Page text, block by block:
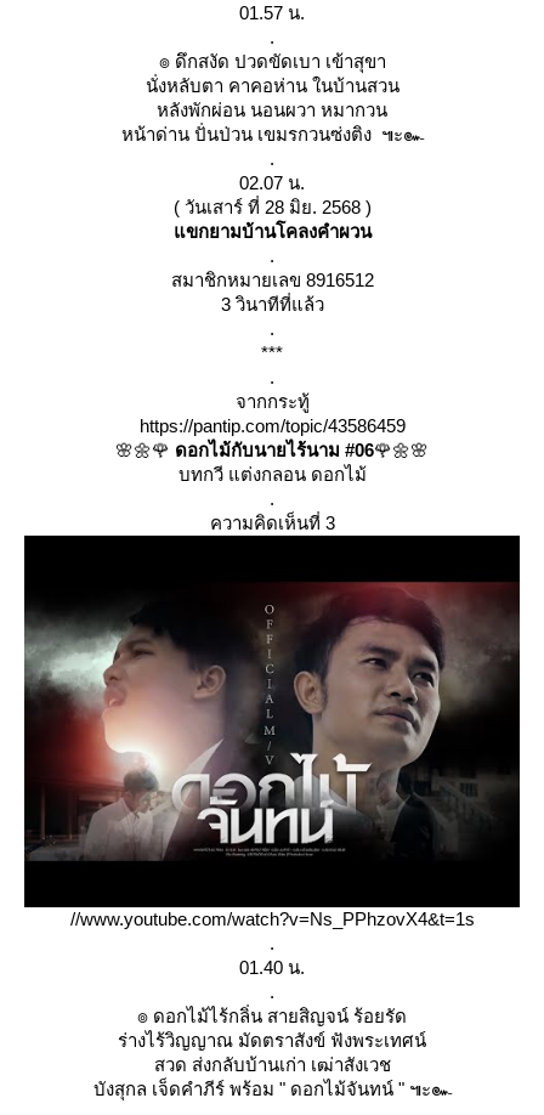
01.57 น.
.
๏ ดึกสงัด ปวดขัดเบา เข้าสุขา
นั่งหลับตา คาคอห่าน ในบ้านสวน
หลังพักผ่อน นอนผวา หมากวน
หน้าด่าน ปั่นป่วน เขมรกวนซ่งติง ๚ะ๛
.
02.07 น.
( วันเสาร์ ที่ 28 มิย. 2568 )
ขกยามบ้านโคลงคำผวน
.
สมาชิกหมายเลข 8916512
3 วินาทีที่แล้ว
.
***
.
จากกระทู้
https://pantip.com/topic/43586459
🌸🌼🌹 ดอกไม้กับนายไร้นาม #06🌹🌼🌸
บทกวี แต่งกลอน ดอกไม้
.
ความคิดเห็นที่ 3
//www.youtube.com/watch?v=Ns_PPhzovX4&t=1s
.
01.40 น.
.
๏ ดอกไม้ไร้กลิ่น สายสิญจน์ ร้อยรัด
ร่างไร้วิญญาณ มัดตราสังข์ ฟังพระเทศน์
สวด ส่งกลับบ้านเก่า เฒ่าสังเวช
บังสุกล เจ็ดคำภีร์ พร้อม " ดอกไม้จันทน์ " ๚ะ๛